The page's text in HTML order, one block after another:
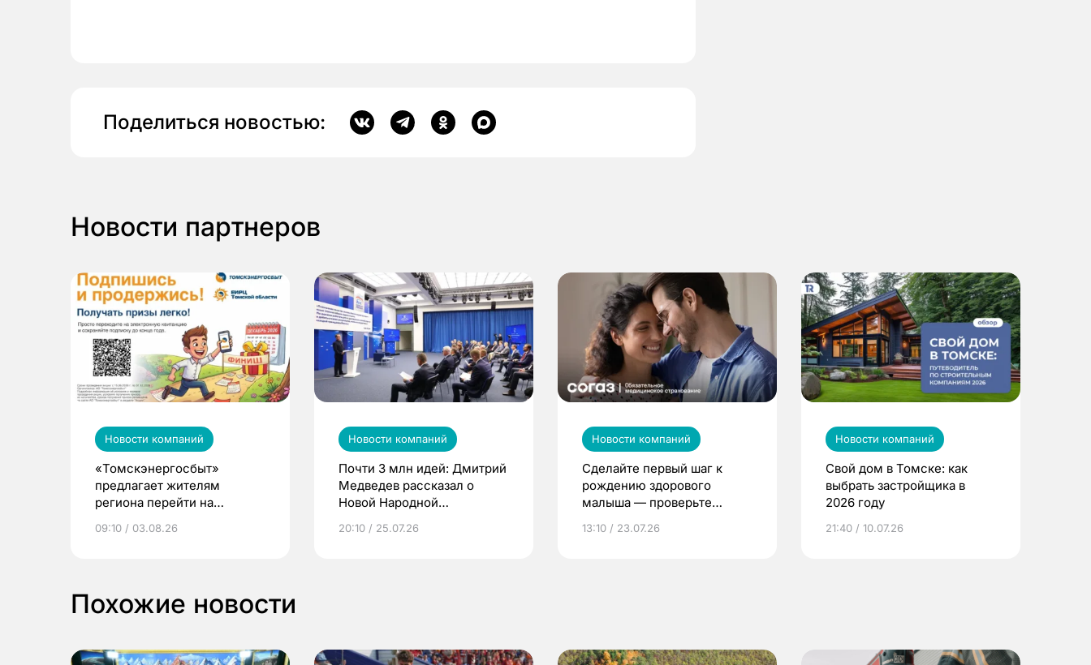
Поделиться новостью:
Новости партнеров
Новости компаний
«Томскэнергосбыт»
предлагает жителям
региона перейти на
выиграть призы
09:10 / 03.08.26
Новости компаний
Почти 3 млн идей: Дмитрий
Медведев рассказал о
Новой Народной
20:10 / 25.07.26
Новости компаний
Сделайте первый шаг к
рождению здорового
малыша — проверьте
по ОМС!
13:10 / 23.07.26
Новости компаний
Свой дом в Томске: как
выбрать застройщика в
2026 году
21:40 / 10.07.26
Похожие новости